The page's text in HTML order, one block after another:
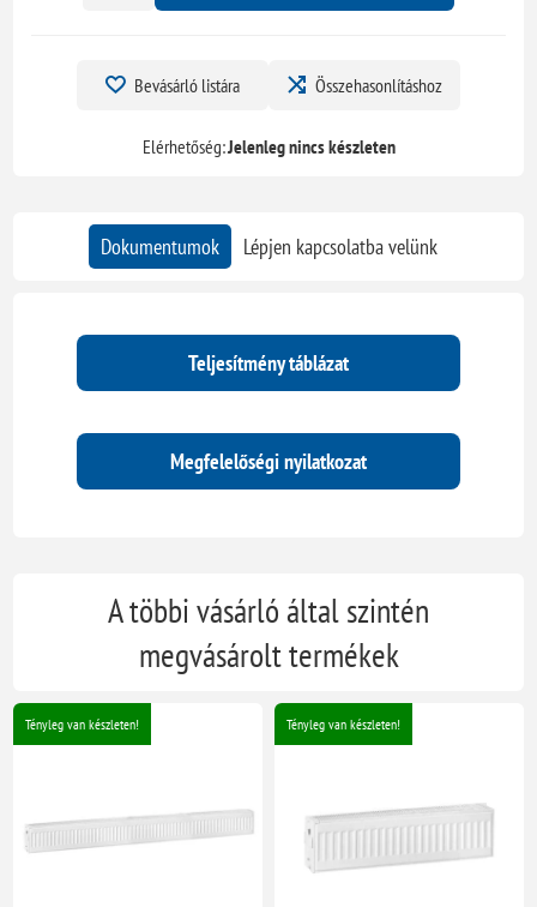
Bevásárló listára Összehasonlításhoz
Elérhetőség:Jelenleg nincs készleten
Dokumentumok Lépjen kapcsolatba velünk
Teljesítmény táblázat
Megfelelőségi nyilatkozat
A többi vásárló által szintén
megvásárolt termékek
Tényleg van készleten! Tényleg van készleten!